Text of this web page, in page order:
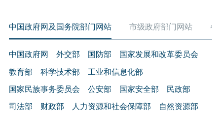
中国政府网及国务院部门网站 市级政府部门网站 各
中国政府网 外交部 国防部 国家发展和改革委员会
教育部 科学技术部 工业和信息化部
国家民族事务委员会 公安部 国家安全部 民政部
司法部 财政部 人力资源和社会保障部 自然资源部